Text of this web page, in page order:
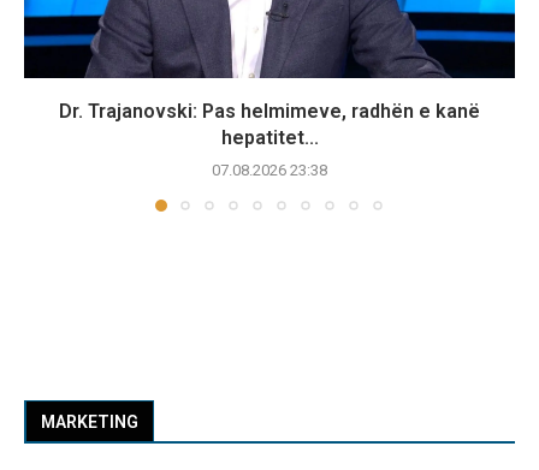
Dr. Trajanovski: Pas helmimeve, radhën e kanë
hepatitet...
07.08.2026 23:38
MARKETING